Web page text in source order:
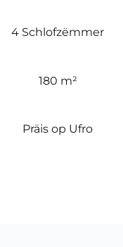
4 Schlofzëmmer
180 m²
Präis op Ufro